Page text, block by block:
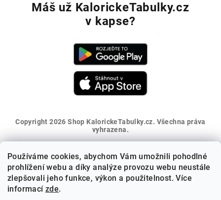
Používáme cookies, abychom Vám umožnili pohodlné
prohlížení webu a díky analýze provozu webu neustále
zlepšovali jeho funkce, výkon a použitelnost. Více
informacízde.
Máš už KalorickeTabulky.cz
v kapse?
Copyright 2026Shop KalorickeTabulky.cz. Všechna práva
vyhrazena.
Získej 5% slevu na první nákup
Přihlaš se k odběru novinek a sleva ti přijde na e-mail.